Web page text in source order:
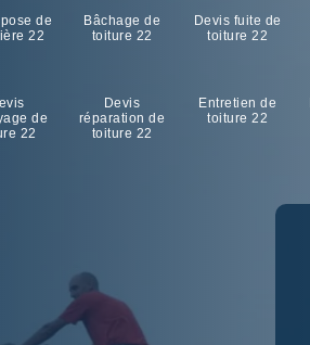
de
22
Bâchage de
toiture 22
Devis fuite de
toiture 22
de
22
Devis
réparation de
toiture 22
Entretien de
toiture 22